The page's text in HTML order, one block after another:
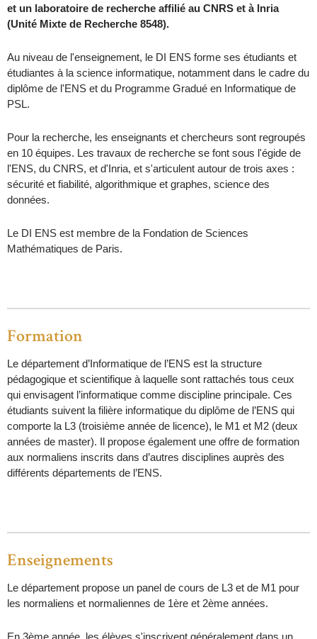
et un laboratoire de recherche affilié au CNRS et à Inria
(Unité Mixte de Recherche 8548).
Au niveau de l'enseignement, le DI ENS forme ses étudiants et
étudiantes à la science informatique, notamment dans le cadre du
diplôme de l'ENS et du Programme Gradué en Informatique de
PSL.
Pour la recherche, les enseignants et chercheurs sont regroupés
en 10 équipes. Les travaux de recherche se font sous l'égide de
l'ENS, du CNRS, et d'Inria, et s'articulent autour de trois axes :
sécurité et fiabilité, algorithmique et graphes, science des
données.
Le DI ENS est membre de la Fondation de Sciences
Mathématiques de Paris.
Formation
Le département d’Informatique de l’ENS est la structure
pédagogique et scientifique à laquelle sont rattachés tous ceux
qui envisagent l’informatique comme discipline principale. Ces
étudiants suivent la filière informatique du diplôme de l’ENS qui
comporte la L3 (troisième année de licence), le M1 et M2 (deux
années de master). Il propose également une offre de formation
aux normaliens inscrits dans d’autres disciplines auprès des
différents départements de l’ENS.
Enseignements
Le département propose un panel de cours de L3 et de M1 pour
les normaliens et normaliennes de 1ère et 2ème années.